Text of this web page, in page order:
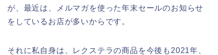
が、最近は、メルマガを使った年末セールのお知らせ
をしているお店が多いからです。
それに私自身は、レクステラの商品を今後も2021年、